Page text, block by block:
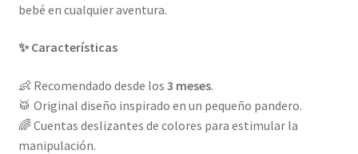
bebé en cualquier aventura.
✨ Características
👶 Recomendado desde los 3 meses.
🥁 Original diseño inspirado en un pequeño pandero.
🌈 Cuentas deslizantes de colores para estimular la
manipulación.